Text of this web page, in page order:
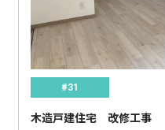
#31
木造戸建住宅 改修工事